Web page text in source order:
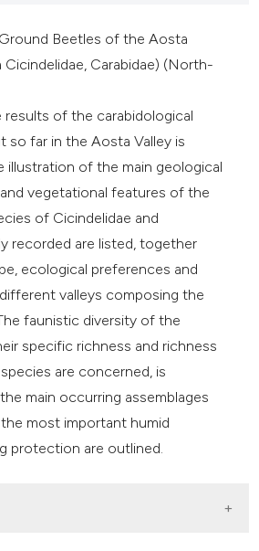
Beetles of the Aosta
Carabidae) (North-
of the carabidological
so far in the Aosta Valley is
illustration of the main geological
vegetational features of the
of Cicindelidae and
recorded are listed, together
ecological preferences and
valleys composing the
faunistic diversity of the
specific richness and richness
are concerned, is
main occurring assemblages
most important humid
protection are outlined.